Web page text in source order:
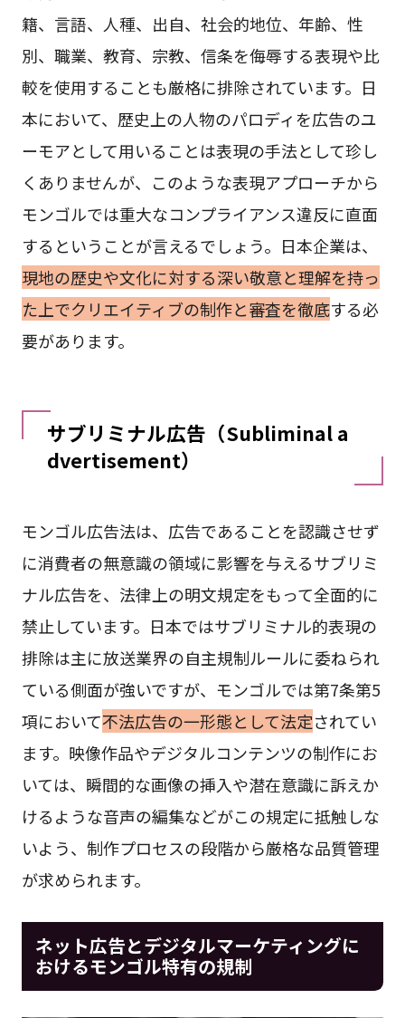
籍、言語、人種、出自、社会的地位、年齢、性
別、職業、教育、宗教、信条を侮辱する表現や比
較を使用することも厳格に排除されています。日
本において、歴史上の人物のパロディを広告のユ
ーモアとして用いることは表現の手法として珍し
くありませんが、このような表現アプローチから
モンゴルでは重大なコンプライアンス違反に直面
するということが言えるでしょう。日本企業は、
現地の歴史や文化に対する深い敬意と理解を持っ
た上でクリエイティブの制作と審査を徹底する必
要があります。
サブリミナル広告（Subliminal a
dvertisement）
モンゴル広告法は、広告であることを認識させず
に消費者の無意識の領域に影響を与えるサブリミ
ナル広告を、法律上の明文規定をもって全面的に
禁止しています。日本ではサブリミナル的表現の
排除は主に放送業界の自主規制ルールに委ねられ
ている側面が強いですが、モンゴルでは第7条第5
項において不法広告の一形態として法定されてい
ます。映像作品やデジタルコンテンツの制作にお
いては、瞬間的な画像の挿入や潜在意識に訴えか
けるような音声の編集などがこの規定に抵触しな
いよう、制作プロセスの段階から厳格な品質管理
が求められます。
ネット広告とデジタルマーケティングに
おけるモンゴル特有の規制